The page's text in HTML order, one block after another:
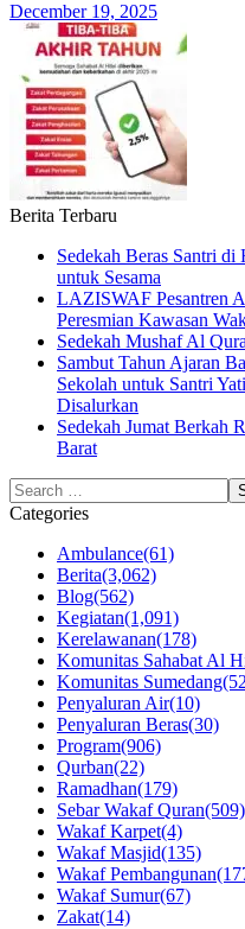
December 19, 2025
Berita Terbaru
Sedekah Beras Santri
untuk Sesama
LAZISWAF Pesantren
Peresmian Kawasan
Sedekah Mushaf Al
Sambut Tahun Ajaran
Sekolah untuk Santri
Disalurkan
Sedekah Jumat Berkah
Barat
Categories
Ambulance(61)
Berita(3,062)
Blog(562)
Kegiatan(1,091)
Kerelawanan(178)
Komunitas Sahabat Al
Komunitas Sumedang
Penyaluran Air(10)
Penyaluran Beras(30)
Program(906)
Qurban(22)
Ramadhan(179)
Sebar Wakaf Quran(509)
Wakaf Karpet(4)
Wakaf Masjid(135)
Wakaf Pembangunan
Wakaf Sumur(67)
Zakat(14)